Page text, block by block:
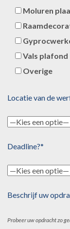
Moluren
Vals plafond
Overige
Locatie van de
Deadline?*
Beschrijf uw
Probeer uw opdracht zo